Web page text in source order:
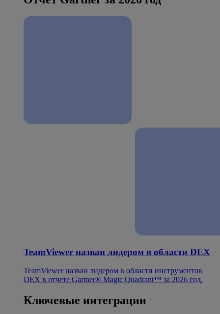
TeamViewer назван лидером в области DEX
TeamViewer назван лидером в области инструментов
DEX в отчете Gartner® Magic Quadrant™ за 2026 год.
Ключевые интеграции